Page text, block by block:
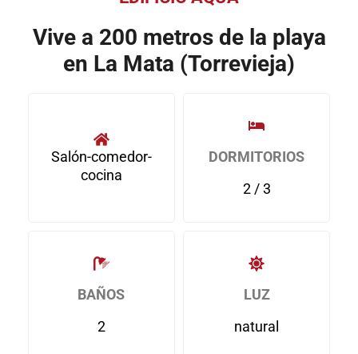
Vive a 200 metros de la playa
en La Mata (Torrevieja)
Salón-comedor-
cocina
DORMITORIOS
2 / 3
BAÑOS
2
LUZ
natural